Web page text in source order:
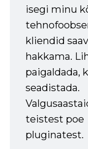
isegi minu
kliendid
hakkama.
paigaldada,
seadistada.
teistest poe
pluginatest.